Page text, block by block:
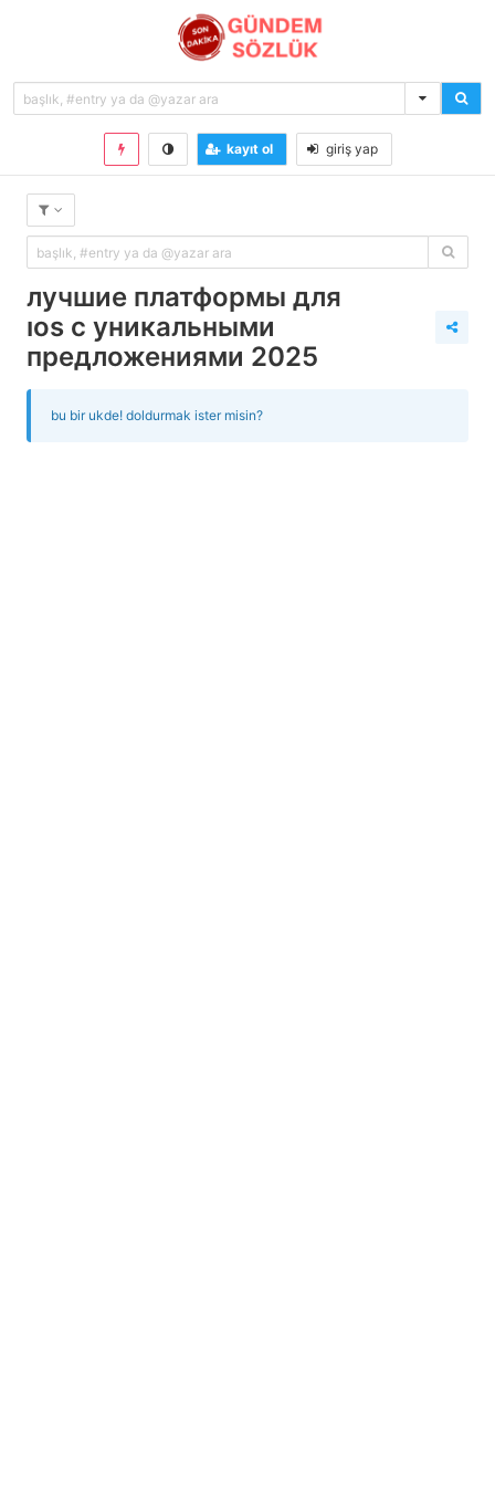
kayıt ol giriş yap
лучшие платформы для
ios с уникальными
предложениями 2025
bu bir ukde! doldurmak ister misin?